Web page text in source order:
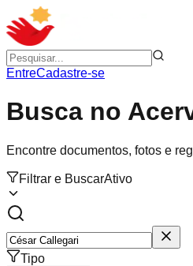
EntreCadastre-se
Busca no
Encontre documentos, fotos e
Filtrar e BuscarAtivo
Tipo